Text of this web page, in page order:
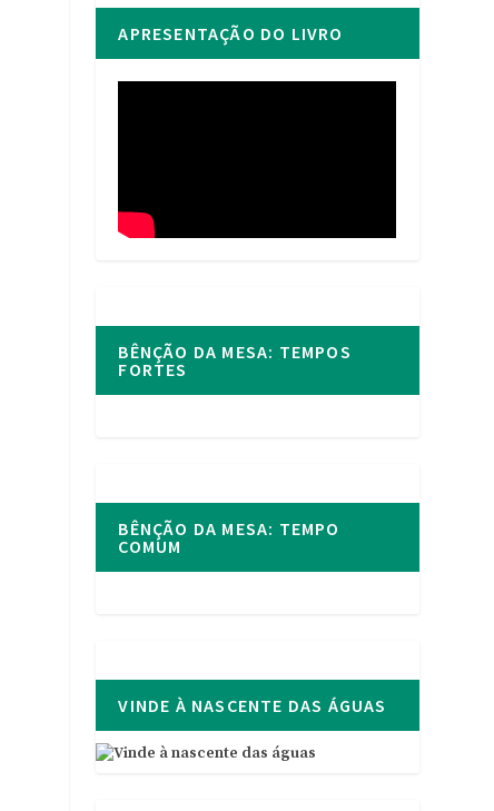
APRESENTAÇÃO DO LIVRO
BÊNÇÃO DA MESA: TEMPOS
FORTES
BÊNÇÃO DA MESA: TEMPO
COMUM
VINDE À NASCENTE DAS ÁGUAS